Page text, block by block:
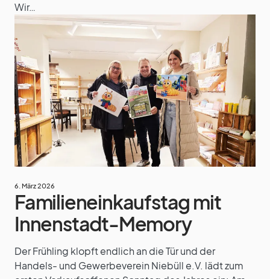
Wir…
6. März 2026
Familieneinkaufstag mit
Innenstadt-Memory
Der Frühling klopft endlich an die Tür und der
Handels- und Gewerbeverein Niebüll e.V. lädt zum